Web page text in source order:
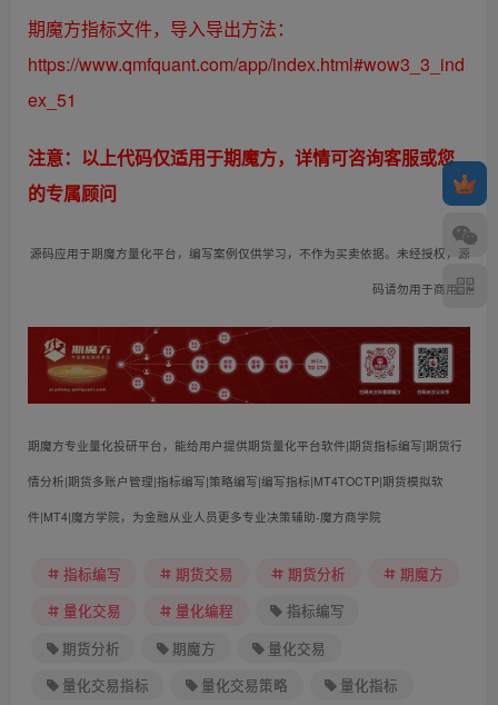
期魔方指标文件，导入导出方法：
https://www.qmfquant.com/app/index.html#wow3_3_ind
ex_51
注意：以上代码仅适用于期魔方，详情可咨询客服或您
的专属顾问
源码应用于期魔方量化平台，编写案例仅供学习，不作为买卖依据。未经授权，源
码请勿用于商用。
期魔方专业量化投研平台，能给用户提供期货量化平台软件|期货指标编写|期货行
情分析|期货多账户管理|指标编写|策略编写|编写指标|MT4TOCTP|期货模拟软
件|MT4|魔方学院，为金融从业人员更多专业决策辅助-魔方商学院
指标编写 期货交易 期货分析
期魔方
量化交易
量化编程
指标编写
期货分析
期魔方
量化交易
量化交易指标
量化交易策略 量化指标